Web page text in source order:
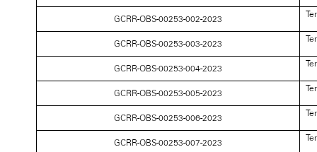
GCRR-OBS-00253-002-2023
GCRR-OBS-00253-003-2023
GCRR-OBS-00253-004-2023
GCRR-OBS-00253-005-2023
GCRR-OBS-00253-006-2023
GCRR-OBS-00253-007-2023